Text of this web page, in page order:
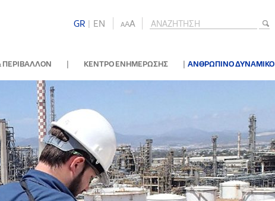
GR | ΕΝ AAA
ΠΕΡΙΒΑΛΛΟΝ | ΚΕΝΤΡΟ ΕΝΗΜΕΡΩΣΗΣ | ΑΝΘΡΩΠΙΝΟ ΔΥΝΑΜΙΚΟ